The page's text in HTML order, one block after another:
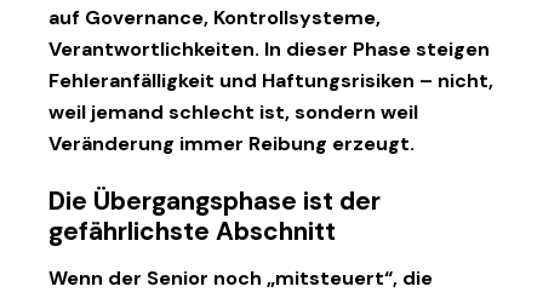
auf Governance, Kontrollsysteme,
Verantwortlichkeiten. In dieser Phase steigen
Fehleranfälligkeit und Haftungsrisiken – nicht,
weil jemand schlecht ist, sondern weil
Veränderung immer Reibung erzeugt.
Die Übergangsphase ist der
gefährlichste Abschnitt
Wenn der Senior noch „mitsteuert“, die